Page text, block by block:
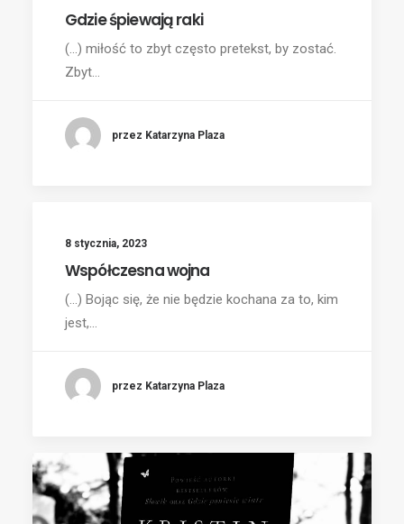
Gdzie śpiewają raki
(...) miłość to zbyt często pretekst, by zostać.
Zbyt…
przez Katarzyna Plaza
8 stycznia, 2023
Współczesna wojna
(...) Bojąc się, że nie będzie kochana za to, kim
jest,…
przez Katarzyna Plaza